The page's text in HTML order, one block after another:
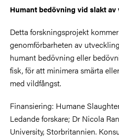
Humant bedövning vid slakt
Detta forskningsprojekt
genomförbarheten av
humant bedövning eller
fisk, för att minimera smärta
med vildfångst.
Finansiering: Humane
Ledande forskare; Dr Nicola
University, Storbritannien.